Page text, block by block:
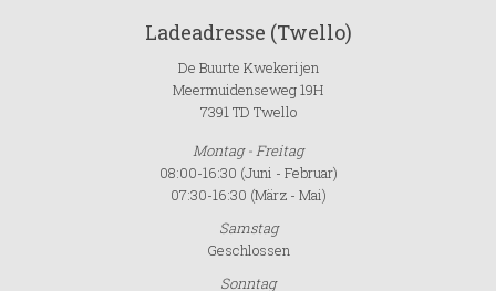
Ladeadresse (Twello)
De Buurte Kwekerijen
Meermuidenseweg 19H
7391 TD Twello
Montag - Freitag
08:00-16:30 (Juni - Februar)
07:30-16:30 (März - Mai)
Samstag
Geschlossen
Sonntag